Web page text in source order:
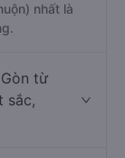
nhất là
từ
sắc,